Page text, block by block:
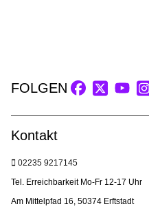
FOLGEN
Kontakt
02235 9217145
Tel. Erreichbarkeit Mo-Fr 12-17 Uhr
Am Mittelpfad 16, 50374 Erftstadt